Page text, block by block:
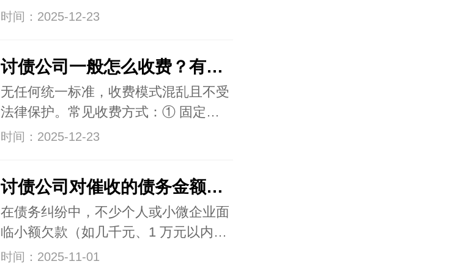
时间：2025-12-23
讨债公司一般怎么收费？有统一标准吗？
无任何统一标准，收费模式混乱且不受
法律保护。常见收费方式：① 固定…
时间：2025-12-23
讨债公司对催收的债务金额有最低限制吗？
在债务纠纷中，不少个人或小微企业面
临小额欠款（如几千元、1 万元以内…
时间：2025-11-01